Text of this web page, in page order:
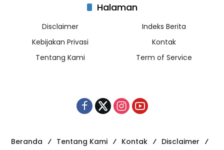
Halaman
Disclaimer
Indeks Berita
Kebijakan Privasi
Kontak
Tentang Kami
Term of Service
Beranda Tentang Kami Kontak
Disclaimer